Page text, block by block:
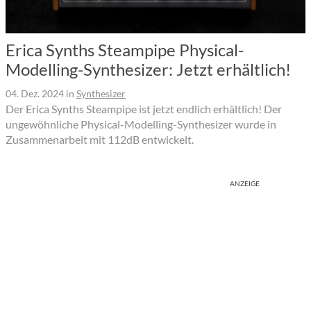
Erica Synths Steampipe Physical-
Modelling-Synthesizer: Jetzt erhältlich!
04. Dez. 2024 in Synthesizer
Der Erica Synths Steampipe ist jetzt endlich erhältlich! Der
ungewöhnliche Physical-Modelling-Synthesizer wurde in
Zusammenarbeit mit 112dB entwickelt.
ANZEIGE